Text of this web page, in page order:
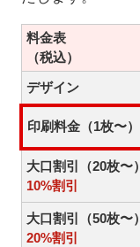
料金表
（税込）
デザイン
印刷料金（1枚〜）
大口割引（20枚〜）
10%割引
大口割引（50枚〜）
20%割引